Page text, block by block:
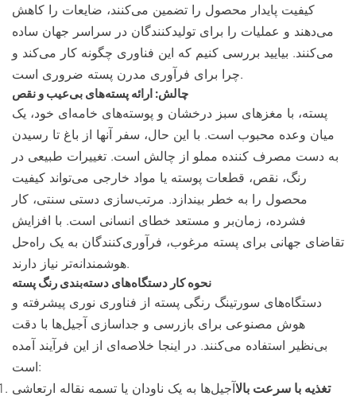
کیفیت پایدار محصول را تضمین می‌کنند، ضایعات را کاهش
می‌دهند و عملیات را برای تولیدکنندگان در سراسر جهان ساده
می‌کنند. بیایید بررسی کنیم که این فناوری چگونه کار می‌کند و
چرا برای فرآوری مدرن پسته ضروری است.
چالش: ارائه پسته‌های بی‌عیب و نقص
پسته، با مغزهای سبز درخشان و پوسته‌های خامه‌ای خود، یک
میان وعده محبوب است. با این حال، سفر آنها از باغ تا رسیدن
به دست مصرف کننده مملو از چالش است. تغییرات طبیعی در
رنگ، نقص، قطعات پوسته یا مواد خارجی می‌تواند کیفیت
محصول را به خطر بیندازد. مرتب‌سازی دستی سنتی، کار
فشرده، زمان‌بر و مستعد خطای انسانی است. با افزایش
تقاضای جهانی برای پسته مرغوب، فرآوری‌کنندگان به یک راه‌حل
هوشمندانه‌تر نیاز دارند.
نحوه کار دستگاه‌های دسته‌بندی رنگ پسته
دستگاه‌های سورتینگ رنگی پسته از فناوری نوری پیشرفته و
هوش مصنوعی برای بازرسی و جداسازی آجیل‌ها با دقت
بی‌نظیر استفاده می‌کنند. در اینجا خلاصه‌ای از این فرآیند آمده
است:
تغذیه با سرعت بالاآجیل‌ها به یک ناودان یا تسمه نقاله ارتعاشی